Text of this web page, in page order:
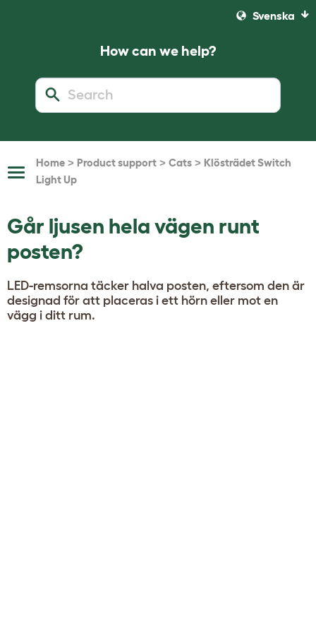
Svenska
How can we help?
Toggle
Navigation
Home > Product support > Cats > Klösträdet Switch
Light Up
Går ljusen hela vägen runt
posten?
LED-remsorna täcker halva posten, eftersom den är
designad för att placeras i ett hörn eller mot en
vägg i ditt rum.